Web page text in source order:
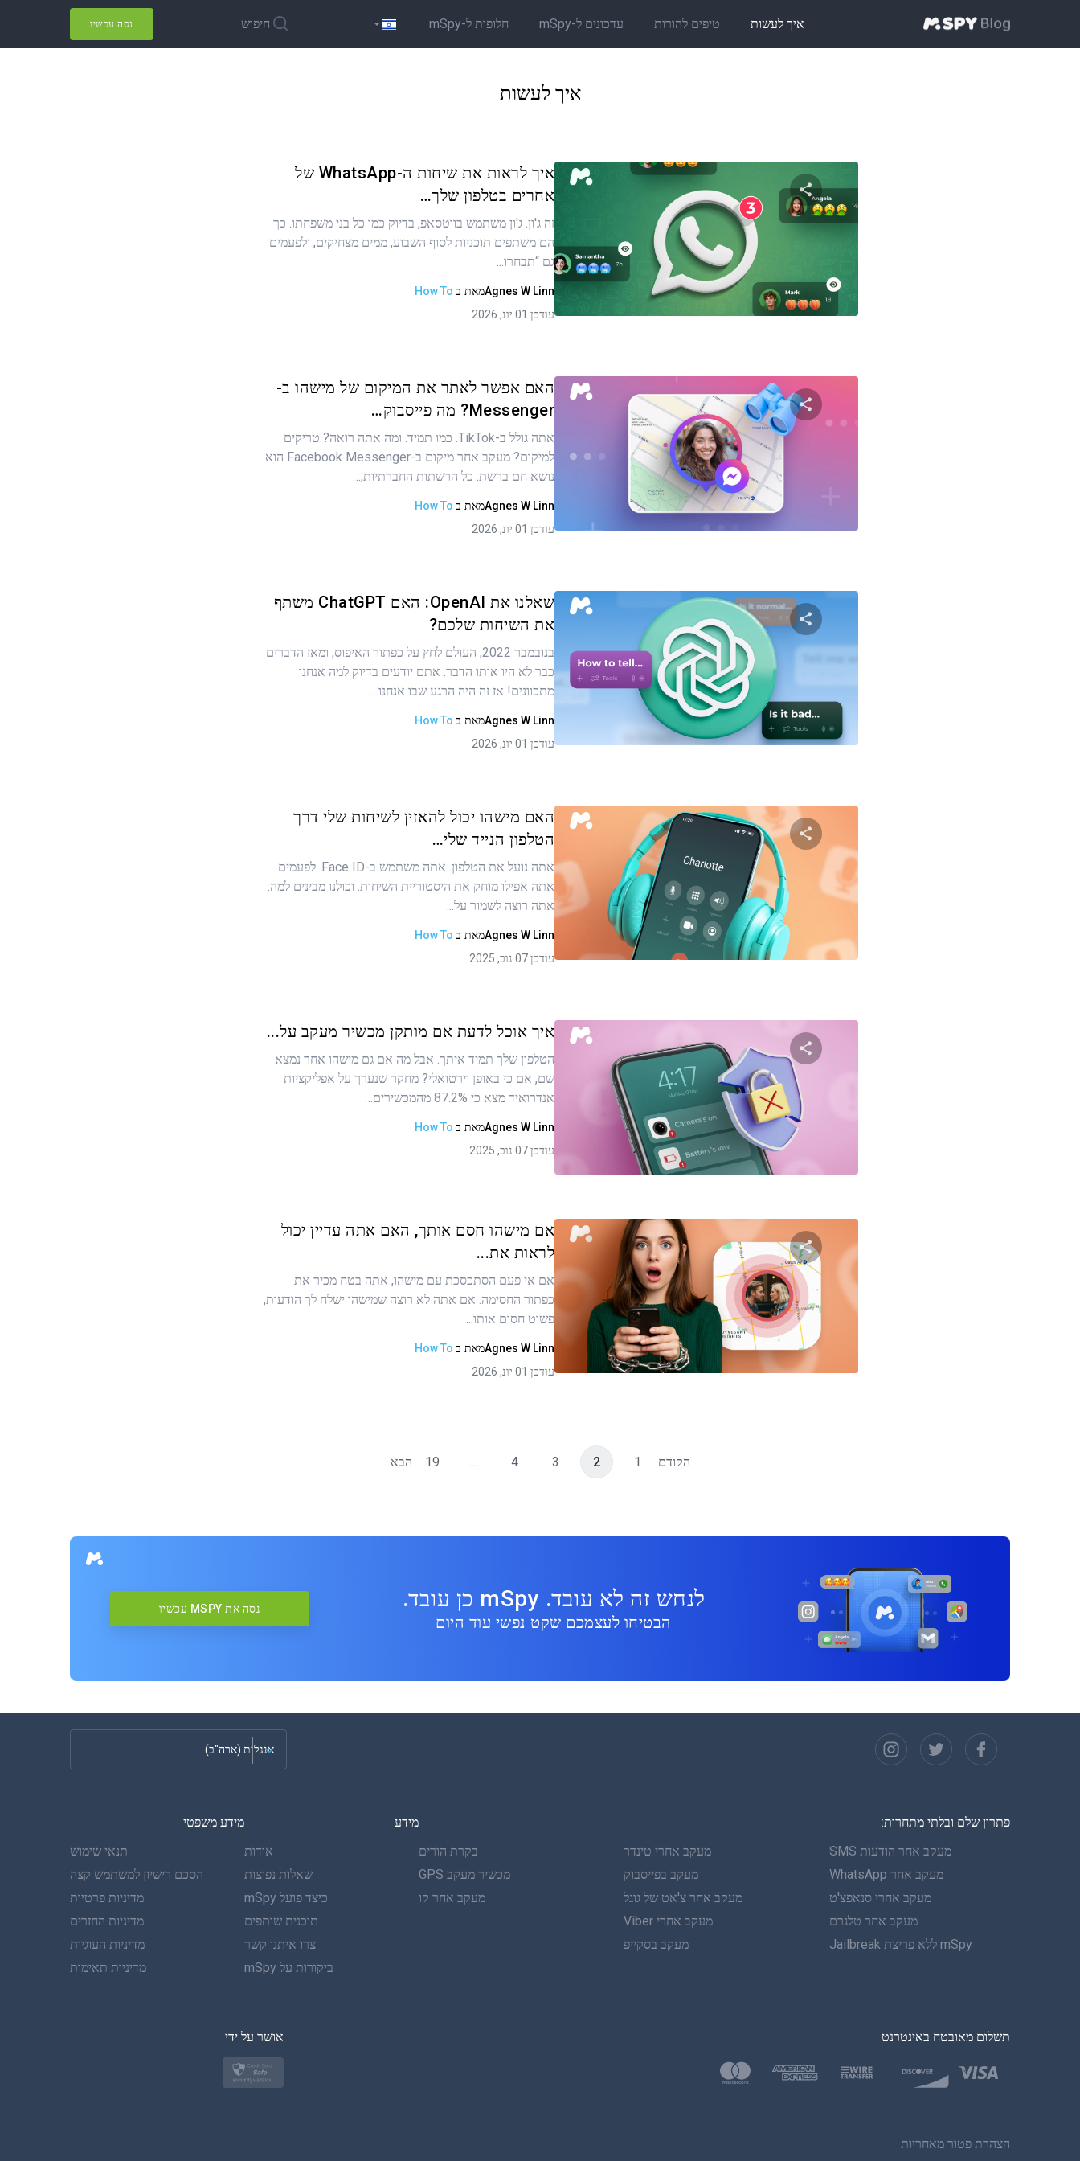
איך לעשות טיפים להורות עדכונים ל-mSpy חלופות ל-mSpy חיפוש נסה עכשיו
איך לעשות
שתף מאמר זה
טוויטר פייסבוק העתקת קישור
איך לראות את שיחות ה-WhatsApp של
אחרים בטלפון שלך…
זה ג'ון. ג'ון משתמש בווטסאפ, בדיוק כמו כל בני משפחתו. כך
הם משתפים תוכניות לסוף השבוע, ממים מצחיקים, ולפעמים
גם “תבחרו...
Agnes W Linnמאת ב How To
עודכן 01 יונ, 2026
שתף מאמר זה
טוויטר פייסבוק העתקת קישור
האם אפשר לאתר את המיקום של מישהו ב-
Messenger? מה פייסבוק…
אתה גולל ב-TikTok. כמו תמיד. ומה אתה רואה? טריקים
למיקום? מעקב אחר מיקום ב-Facebook Messenger הוא
נושא חם ברשת: כל הרשתות החברתיות,…
Agnes W Linnמאת ב How To
עודכן 01 יונ, 2026
שתף מאמר זה
טוויטר פייסבוק העתקת קישור
שאלנו את OpenAI: האם ChatGPT משתף
את השיחות שלכם?
בנובמבר 2022, העולם לחץ על כפתור האיפוס, ומאז הדברים
כבר לא היו אותו הדבר. אתם יודעים בדיוק למה אנחנו
מתכוונים! אז זה היה הרגע שבו אנחנו…
Agnes W Linnמאת ב How To
עודכן 01 יונ, 2026
שתף מאמר זה
טוויטר פייסבוק העתקת קישור
האם מישהו יכול להאזין לשיחות שלי דרך
הטלפון הנייד שלי…
אתה נועל את הטלפון. אתה משתמש ב-Face ID. לפעמים
אתה אפילו מוחק את היסטוריית השיחות. וכולנו מבינים למה:
אתה רוצה לשמור על...
Agnes W Linnמאת ב How To
עודכן 07 נוב, 2025
שתף מאמר זה
פייסבוק העתקת קישור
איך אוכל לדעת אם מותקן מכשיר מעקב על...
הטלפון שלך תמיד איתך. אבל מה אם גם מישהו אחר נמצא
שם, אם כי באופן וירטואלי? מחקר שנערך על אפליקציות
אנדרואיד מצא כי 87.2% מהמכשירים…
Agnes W Linnמאת ב How To
עודכן 07 נוב, 2025
שתף מאמר זה
פייסבוק העתקת קישור
אם מישהו חסם אותך, האם אתה עדיין יכול
לראות את...
אם אי פעם הסתכסכת עם מישהו, אתה בטח מכיר את
כפתור החסימה. אם אתה לא רוצה שמישהו ישלח לך הודעות,
פשוט חסום אותו...
Agnes W Linnמאת ב How To
עודכן 01 יונ, 2026
הקודם 1
2
3
4
…
19 הבא
לנחש זה לא עובד. mSpy כן עובד.
הבטיחו לעצמכם שקט נפשי עוד היום
נסה את MSPY עכשיו
אנגלית (ארה"ב)
צרפתית
ספרדית
פורטוגזית
איטלקית
בטורקית
פתרון שלם ובלתי מתחרות:
מעקב אחר הודעות SMS
מעקב אחר WhatsApp
מעקב אחרי סנאפצ'ט
מעקב אחר טלגרם
mSpy ללא פריצת Jailbreak
מעקב אחרי טינדר
מעקב בפייסבוק
מעקב אחר צ'אט של גוגל
מעקב אחרי Viber
מעקב בסקייפ
בקרת הורים
מכשיר מעקב GPS
מעקב אחר קו
מידע
אודות
שאלות נפוצות
כיצד פועל mSpy
תוכנית שותפים
צרו איתנו קשר
ביקורות על mSpy
מידע משפטי
תנאי שימוש
הסכם רישיון למשתמש קצה
מדיניות פרטיות
מדיניות החזרים
מדיניות העוגיות
מדיניות תאימות
תשלום מאובטח באינטרנט אושר על ידי
הצהרת פטור מאחריות